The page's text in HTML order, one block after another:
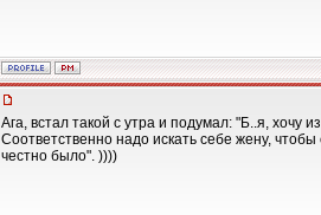
Ага, встал такой с утра и подумал: "Б..я, хочу
Соответственно надо искать себе жену,
честно было". ))))